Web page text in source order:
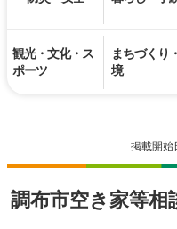
観光・文化・ス
ポーツ
まちづくり
境
掲載開始
調布市空き家等相